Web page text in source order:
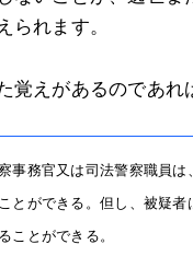
られます。
覚えがあるのであれ
務官又は司法警察職員は
とができる。但し、被疑
ことができる。